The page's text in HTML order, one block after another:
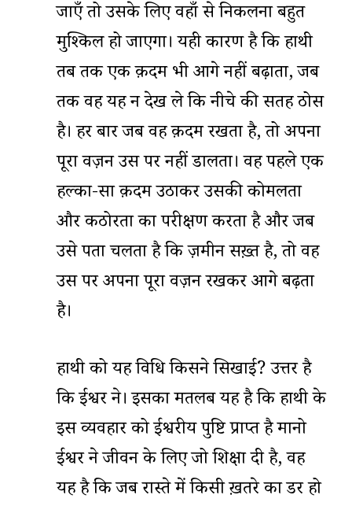
जाएँ तो उसके लिए वहाँ से निकलना बहुत
मुश्किल हो जाएगा। यही कारण है कि हाथी
तब तक एक क़दम भी आगे नहीं बढ़ाता, जब
तक वह यह न देख ले कि नीचे की सतह ठोस
है। हर बार जब वह क़दम रखता है, तो अपना
पूरा वज़न उस पर नहीं डालता। वह पहले एक
हल्का-सा क़दम उठाकर उसकी कोमलता
और कठोरता का परीक्षण करता है और जब
उसे पता चलता है कि ज़मीन सख़्त है, तो वह
उस पर अपना पूरा वज़न रखकर आगे बढ़ता
है।
हाथी को यह विधि किसने सिखाई? उत्तर है
कि ईश्वर ने। इसका मतलब यह है कि हाथी के
इस व्यवहार को ईश्वरीय पुष्टि प्राप्त है मानो
ईश्वर ने जीवन के लिए जो शिक्षा दी है, वह
यह है कि जब रास्ते में किसी ख़तरे का डर हो